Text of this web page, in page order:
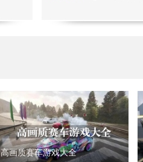
高画质赛车游戏大全